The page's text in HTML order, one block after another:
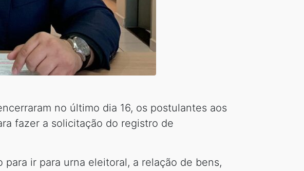
no último dia 16, os postulantes aos
fazer a solicitação do registro de
ir para urna eleitoral, a relação de bens,